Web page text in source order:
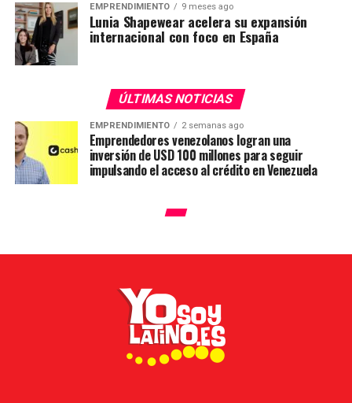
EMPRENDIMIENTO 9 meses ago
Lunia Shapewear acelera su expansión
internacional con foco en España
ÚLTIMAS NOTICIAS
EMPRENDIMIENTO 2 semanas ago
Emprendedores venezolanos logran una
inversión de USD 100 millones para seguir
impulsando el acceso al crédito en Venezuela